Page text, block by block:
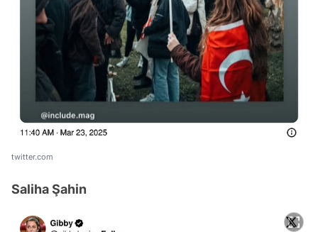
twitter.com
Saliha Şahin